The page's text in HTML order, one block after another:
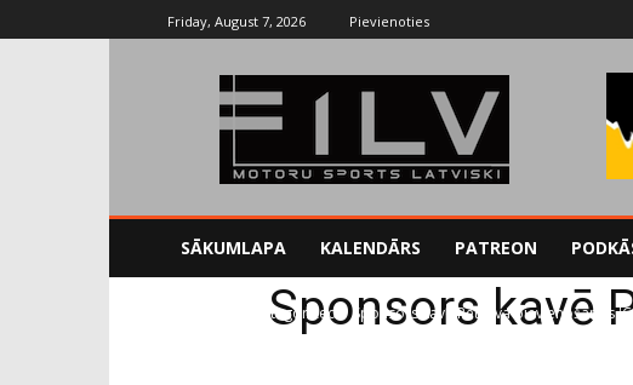
Friday, August 7, 2026 Pievienoties
SĀKUMLAPA KALENDĀRS PATREON
Uncategorized Sponsors kavē Petrova pievienošanos
Sponsors kavē